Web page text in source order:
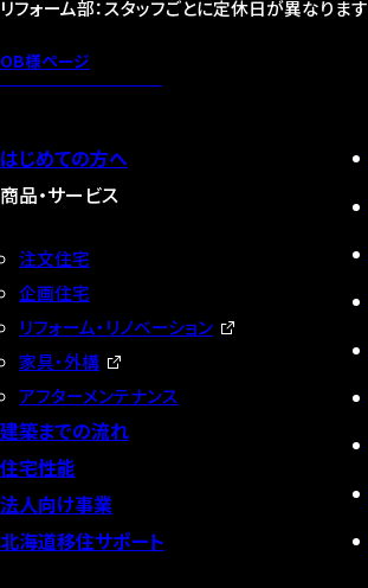
リフォーム部：スタッフごとに定休日が異なります
OB様ページ
はじめての方へ
商品・サービス
注文住宅
企画住宅
リフォーム・リノベーション
家具・外構
アフターメンテナンス
建築までの流れ
住宅性能
法人向け事業
北海道移住サポート